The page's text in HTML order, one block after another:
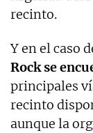
recinto.
Y en el caso
Rock se
principales
recinto
aunque la